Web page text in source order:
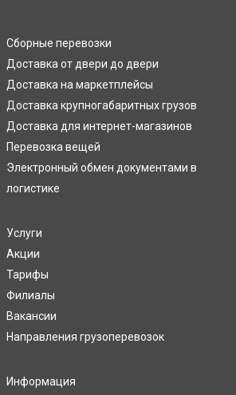
Сборные перевозки
Доставка от двери до двери
Доставка на маркетплейсы
Доставка крупногабаритных грузов
Доставка для интернет-магазинов
Перевозка вещей
Электронный обмен документами в
логистике
Услуги
Акции
Тарифы
Филиалы
Вакансии
Направления грузоперевозок
Информация